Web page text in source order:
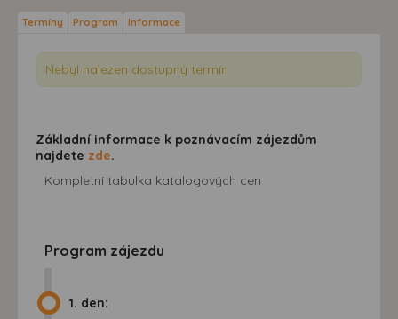
Termíny Program Informace
Nebyl nalezen dostupný termín.
Základní informace k poznávacím zájezdům
najdete zde.
Kompletní tabulka katalogových cen
Program zájezdu
1. den: